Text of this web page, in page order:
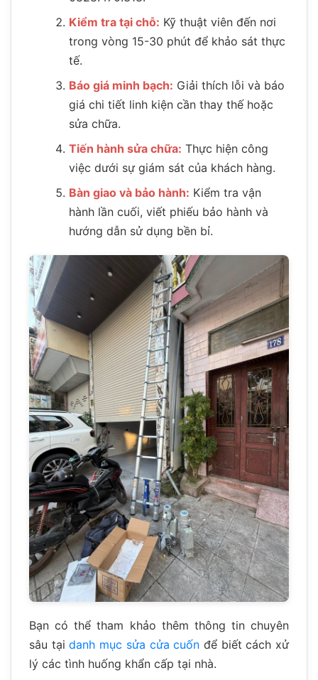
Kiểm tra tại chỗ: Kỹ thuật viên đến nơi
trong vòng 15-30 phút để khảo sát thực
tế.
Báo giá minh bạch: Giải thích lỗi và báo
giá chi tiết linh kiện cần thay thế hoặc
sửa chữa.
Tiến hành sửa chữa: Thực hiện công
việc dưới sự giám sát của khách hàng.
Bàn giao và bảo hành: Kiểm tra vận
hành lần cuối, viết phiếu bảo hành và
hướng dẫn sử dụng bền bỉ.
Bạn có thể tham khảo thêm thông tin chuyên
sâu tạidanh mục sửa cửa cuốn để biết cách xử
lý các tình huống khẩn cấp tại nhà.